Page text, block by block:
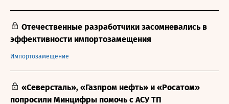
Импортозамещение
Отечественные разработчики засомневались в
эффективности импортозамещения
«Северсталь», «Газпром нефть» и «Росатом»
попросили Минцифры помочь с АСУ ТП